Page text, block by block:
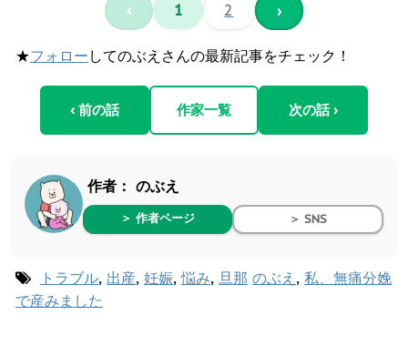
‹ 1 2 ›
★フォロー してのぶえさんの最新記事をチェック！
‹ 前の話 作家一覧 次の話 ›
作者： のぶえ
＞ 作者ページ ＞ SNS
トラブル, 出産, 妊娠,悩み, 旦那 のぶえ , 私、無痛分娩
で産みました